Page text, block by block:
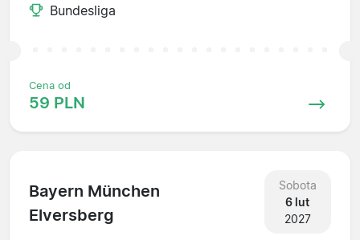
Bundesliga
Cena od
59 PLN
Bayern München
Elversberg
Sobota
6 lut
2027